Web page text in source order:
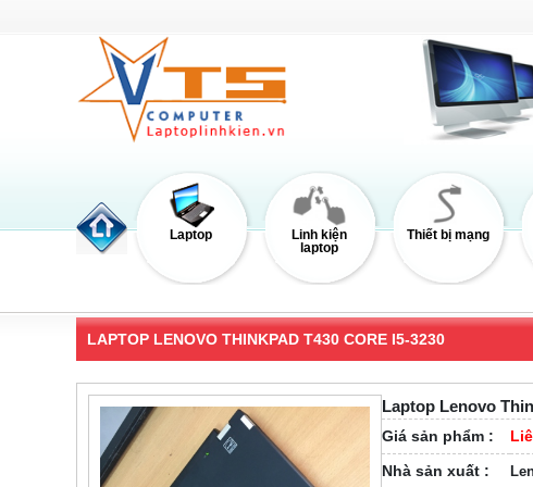
Laptop
Linh kiện
laptop
Thiết bị mạng
LAPTOP LENOVO THINKPAD T430 CORE I5-3230
Laptop Lenovo
Giá sản phẩm :
Nhà sản xuất :